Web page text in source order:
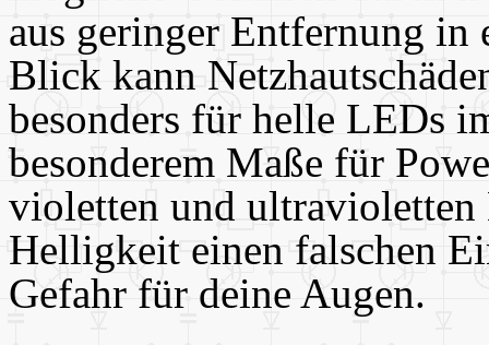
aus geringer Entfernung
Blick kann
besonders für helle LEDs
besonderem Maße für
violetten und ultravioletten
Helligkeit einen falschen
Gefahr für deine Augen.